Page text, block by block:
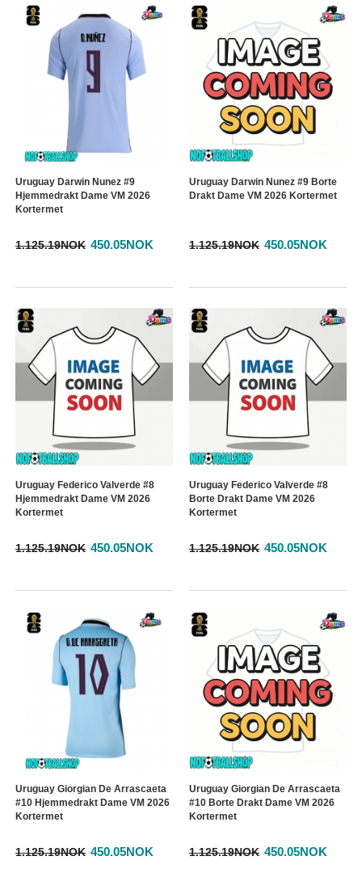
Uruguay Darwin Nunez #9
Hjemmedrakt Dame VM 2026
Kortermet
1.125.19NOK 450.05NOK
Uruguay Darwin Nunez #9 Borte
Drakt Dame VM 2026 Kortermet
1.125.19NOK 450.05NOK
Uruguay Federico Valverde #8
Hjemmedrakt Dame VM 2026
Kortermet
1.125.19NOK 450.05NOK
Uruguay Federico Valverde #8
Borte Drakt Dame VM 2026
Kortermet
1.125.19NOK 450.05NOK
Uruguay Giorgian De Arrascaeta
#10 Hjemmedrakt Dame VM 2026
Kortermet
1.125.19NOK 450.05NOK
Uruguay Giorgian De Arrascaeta
#10 Borte Drakt Dame VM 2026
Kortermet
1.125.19NOK 450.05NOK